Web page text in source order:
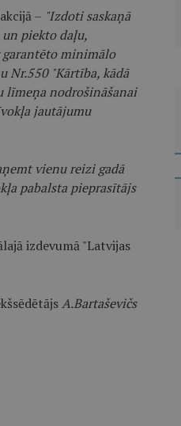
– "Izdoti saskaņā
piekto daļu,
minimālo
Nr.550 "Kārtība, kādā
līmeņa nodrošināšanai
jautājumu
vienu reizi gadā
pabalsta pieprasītājs
izdevumā "Latvijas
A.Bartaševičs